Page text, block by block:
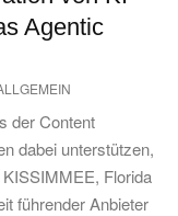
Agentic
der Content
dabei unterstützen,
Florida
führender Anbieter